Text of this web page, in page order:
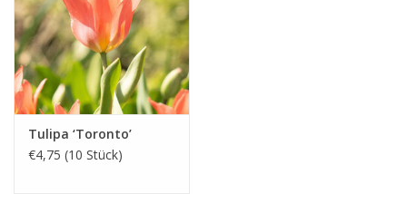
Tulipa ‘Toronto’
€4,75 (10 Stück)